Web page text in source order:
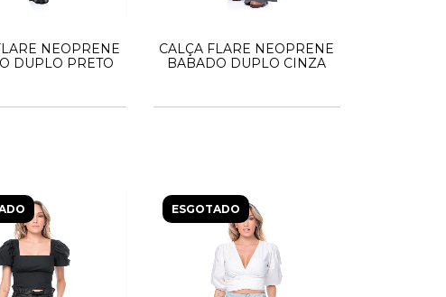
NEOPRENE
DUPLO PRETO
CALÇA FLARE NEOPRENE
BABADO DUPLO CINZA
ESGOTADO